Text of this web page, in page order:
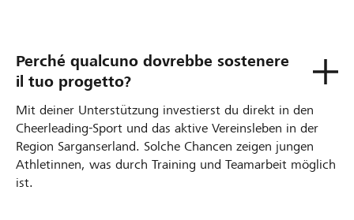
Perché qualcuno dovrebbe sostenere
il tuo progetto?
Mit deiner Unterstützung investierst du direkt in den
Cheerleading-Sport und das aktive Vereinsleben in der
Region Sarganserland. Solche Chancen zeigen jungen
Athletinnen, was durch Training und Teamarbeit möglich
ist.